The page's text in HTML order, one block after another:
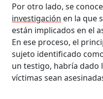
Por otro lado, se
investigación en la que
están implicados en el
En ese proceso, el
sujeto identificado
un testigo, habría dado
víctimas sean